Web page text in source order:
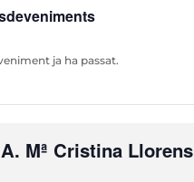
ja ha passat.
Mª Cristina Llorens